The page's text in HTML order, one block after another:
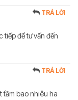
TRẢ LỜI
tiếp để tư vấn đến
TRẢ LỜI
tầm bao nhiêu ha